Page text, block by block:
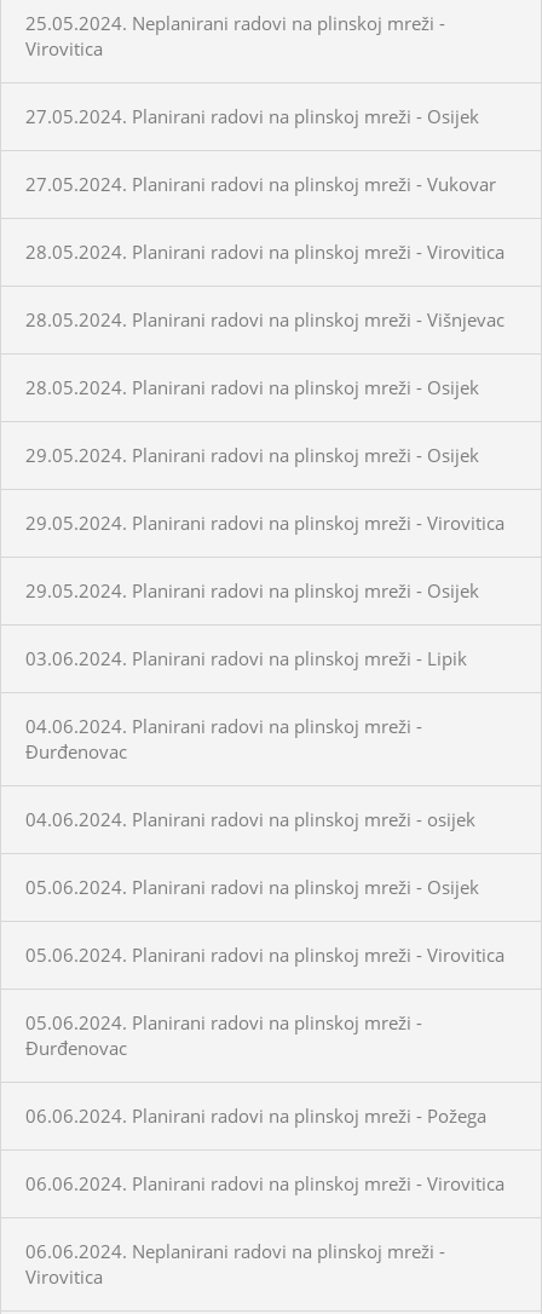
25.05.2024. Neplanirani radovi na plinskoj mreži -
Virovitica
27.05.2024. Planirani radovi na plinskoj mreži - Osijek
27.05.2024. Planirani radovi na plinskoj mreži - Vukovar
28.05.2024. Planirani radovi na plinskoj mreži - Virovitica
28.05.2024. Planirani radovi na plinskoj mreži - Višnjevac
28.05.2024. Planirani radovi na plinskoj mreži - Osijek
29.05.2024. Planirani radovi na plinskoj mreži - Osijek
29.05.2024. Planirani radovi na plinskoj mreži - Virovitica
29.05.2024. Planirani radovi na plinskoj mreži - Osijek
03.06.2024. Planirani radovi na plinskoj mreži - Lipik
04.06.2024. Planirani radovi na plinskoj mreži -
Đurđenovac
04.06.2024. Planirani radovi na plinskoj mreži - osijek
05.06.2024. Planirani radovi na plinskoj mreži - Osijek
05.06.2024. Planirani radovi na plinskoj mreži - Virovitica
05.06.2024. Planirani radovi na plinskoj mreži -
Đurđenovac
06.06.2024. Planirani radovi na plinskoj mreži - Požega
06.06.2024. Planirani radovi na plinskoj mreži - Virovitica
06.06.2024. Neplanirani radovi na plinskoj mreži -
Virovitica